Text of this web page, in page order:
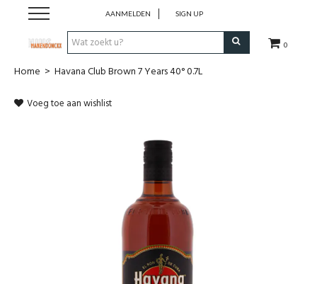
0
AANMELDEN SIGN UP
Wijnen
Home > Havana Club Brown 7 Years 40° 0.7L
Voeg toe aan wishlist